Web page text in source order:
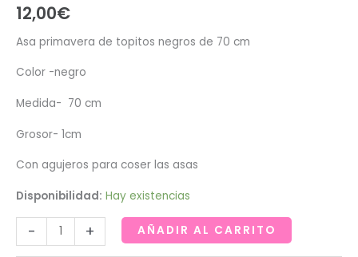
12,00€
Asa primavera de topitos negros de 70 cm
Color -negro
Medida- 70 cm
Grosor- 1cm
Con agujeros para coser las asas
Disponibilidad: Hay existencias
-
primavera
+ AÑADIR AL CARRITO